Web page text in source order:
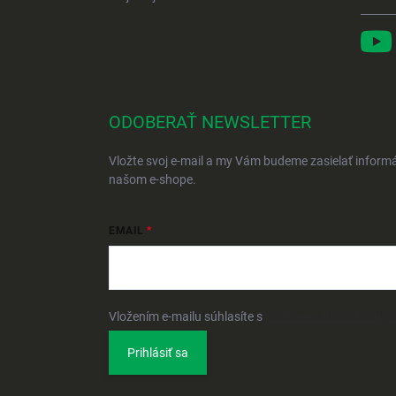
ODOBERAŤ NEWSLETTER
Vložte svoj e-mail a my Vám budeme zasielať
našom e-shope.
EMAIL
Vložením e-mailu súhlasíte s
Prihlásiť sa